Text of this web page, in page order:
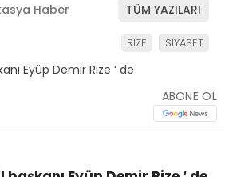
Haber TÜM YAZILARI
RİZE SİYASET
ABONE OL